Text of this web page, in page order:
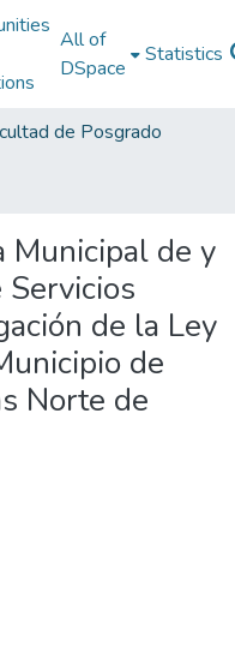
All of
DSpace
Statistics
de Posgrado
Municipal de y
de la Ley
de
Norte de